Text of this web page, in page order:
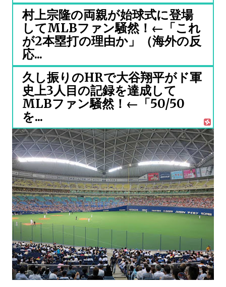
村上宗隆の両親が始球式に登場
してMLBファン騒然！←「これ
が2本塁打の理由か」（海外の反
応...
久し振りのHRで大谷翔平がド軍
史上3人目の記録を達成して
MLBファン騒然！←「50/50
を...